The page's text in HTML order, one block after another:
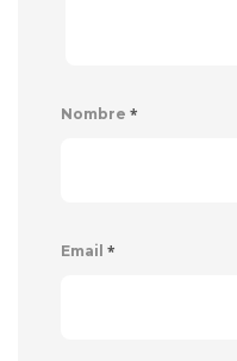
Nombre *
Email *